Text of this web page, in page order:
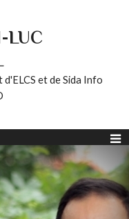
LUC
et de Sida Info